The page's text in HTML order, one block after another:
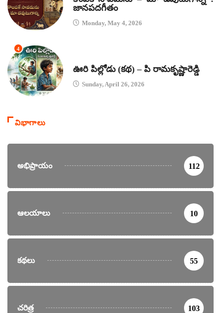
జానపదగీతం
Monday, May 4, 2026
4
ఊరి పిల్లోడు (కథ) – పి రామకృష్ణారెడ్డి
Sunday, April 26, 2026
విభాగాలు
అభిప్రాయం 112
ఆలయాలు 10
కథలు 55
చరిత్ర 103